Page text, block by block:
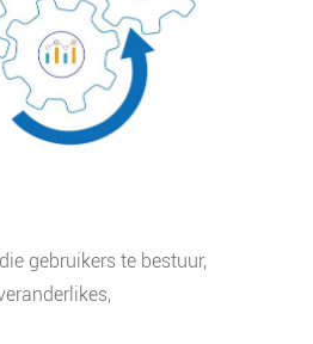
gebruikers te bestuur,